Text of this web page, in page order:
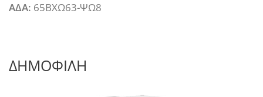
ΑΔΑ: 65ΒΧΩ63-ΨΩ8
ΔΗΜΟΦΙΛΗ